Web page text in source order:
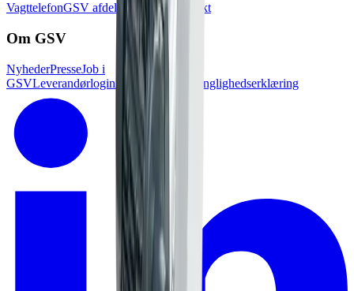
VagttelefonGSV afdelinger Pressekontakt
Om GSV
NyhederPresseJob i
GSVLeverandørloginKundelogin Tilgænglighedserklæring